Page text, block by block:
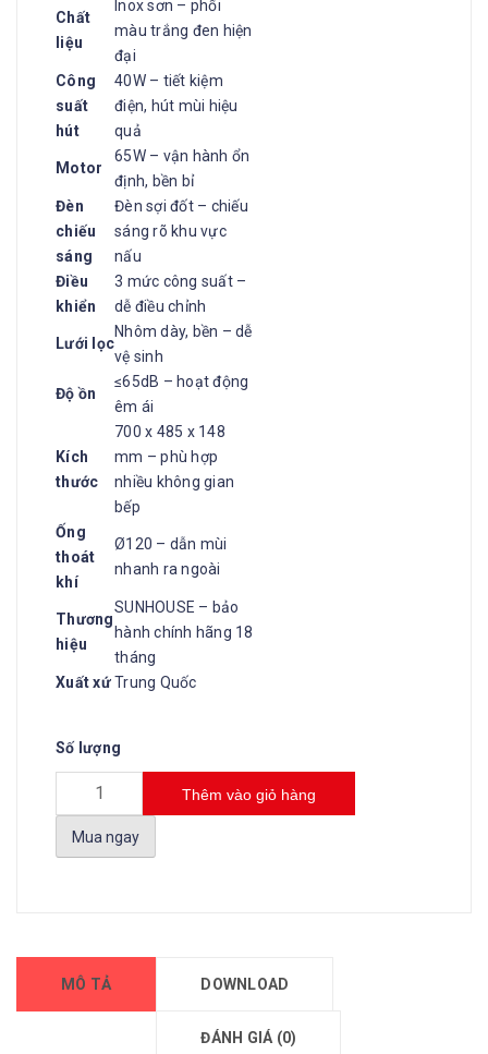
Chất
liệu
Inox sơn – phối
màu trắng đen hiện
đại
Công
suất
hút
40W – tiết kiệm
điện, hút mùi hiệu
quả
Motor
65W – vận hành ổn
định, bền bỉ
Đèn
chiếu
sáng
Đèn sợi đốt – chiếu
sáng rõ khu vực
nấu
Điều
khiển
3 mức công suất –
dễ điều chỉnh
Lưới lọc
Nhôm dày, bền – dễ
vệ sinh
Độ ồn
≤65dB – hoạt động
êm ái
Kích
thước
700 x 485 x 148
mm – phù hợp
nhiều không gian
bếp
Ống
thoát
khí
Ø120 – dẫn mùi
nhanh ra ngoài
Thương
hiệu
SUNHOUSE – bảo
hành chính hãng 18
tháng
Xuất xứ Trung Quốc
Số lượng
Thêm vào giỏ hàng
Mua ngay
MÔ TẢ DOWNLOAD
ĐÁNH GIÁ (0)